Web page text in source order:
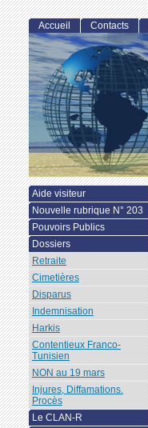
Accueil Contacts
Aide visiteur
Nouvelle rubrique N° 203
Pouvoirs Publics
Dossiers
Retraite
Cimetières
Disparus
Indemnisation
Harkis
Contentieux Franco-
Tunisien
NON au 19 mars
Injures, Diffamations.
Procès
Le CLAN-R